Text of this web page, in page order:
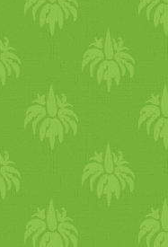
almas a
szirup